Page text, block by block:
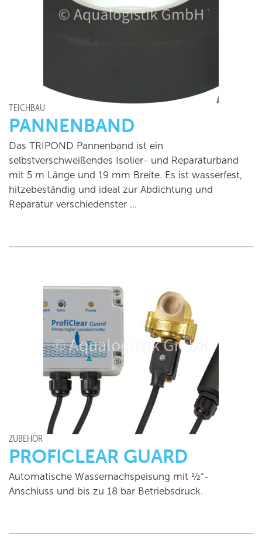
TEICHBAU
PANNENBAND
Das TRIPOND Pannenband ist ein
selbstverschweißendes Isolier- und Reparaturband
mit 5 m Länge und 19 mm Breite. Es ist wasserfest,
hitzebeständig und ideal zur Abdichtung und
Reparatur verschiedenster …
ZUBEHÖR
PROFICLEAR GUARD
Automatische Wassernachspeisung mit ½“-
Anschluss und bis zu 18 bar Betriebsdruck.